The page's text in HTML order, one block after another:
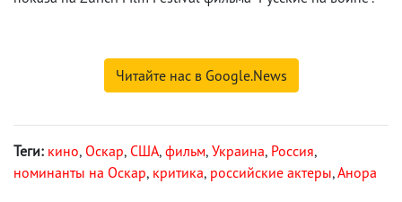
Читайте нас в Google.News
Теги: кино, Оскар, США, фильм, Украина, Россия,
номинанты на Оскар, критика, российские актеры,Анора